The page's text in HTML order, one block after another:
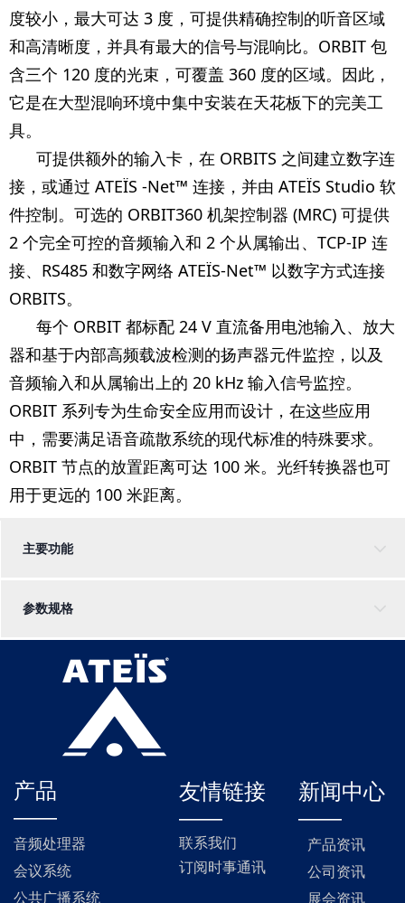
度较小，最大可达 3 度，可提供精确控制的听音区域
和高清晰度，并具有最大的信号与混响比。ORBIT 包
含三个 120 度的光束，可覆盖 360 度的区域。因此，
它是在大型混响环境中集中安装在天花板下的完美工
具。
可提供额外的输入卡，在 ORBITS 之间建立数字连
接，或通过 ATEÏS -Net™ 连接，并由 ATEÏS Studio 软
件控制。可选的 ORBIT360 机架控制器 (MRC) 可提供
2 个完全可控的音频输入和 2 个从属输出、TCP-IP 连
接、RS485 和数字网络 ATEÏS-Net™ 以数字方式连接
ORBITS。
每个 ORBIT 都标配 24 V 直流备用电池输入、放大
器和基于内部高频载波检测的扬声器元件监控，以及
音频输入和从属输出上的 20 kHz 输入信号监控。
ORBIT 系列专为生命安全应用而设计，在这些应用
中，需要满足语音疏散系统的现代标准的特殊要求。
ORBIT 节点的放置距离可达 100 米。光纤转换器也可
用于更远的 100 米距离。
主要功能
参数规格
友情链接
——
联系我们
订阅时事通讯
音频处理器
会议系统
公共广播系统
产品
——
新闻中心
——
产品资讯
公司资讯
展会资讯